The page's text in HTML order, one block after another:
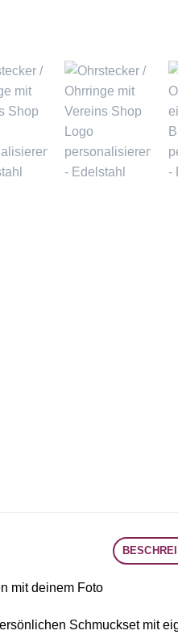
mit deinem Foto
Schmuckset mit